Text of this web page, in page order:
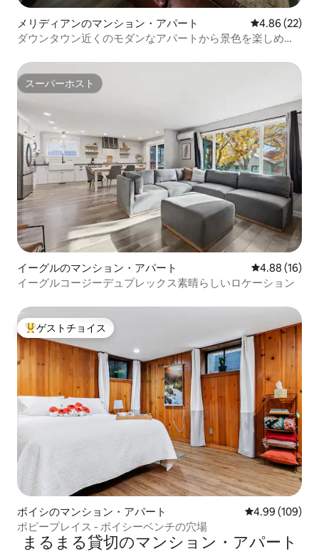
メリディアンのマンション・アパート レビュー22
4.86 (22)
ダウンタウン近くのモダンなアパートから景色を楽しめま
スーパーホスト
スーパーホスト
イーグルのマンション・アパート レビュー16
4.88 (16)
イーグルコージーデュプレックス素晴らしいロケーション
大好評のゲストチョイスです。
ゲストチョイス
ボイシのマンション・アパート レビュー109
4.99 (109)
ポピープレイス - ボイシーベンチの穴場
まるまる貸切のマンション・アパート